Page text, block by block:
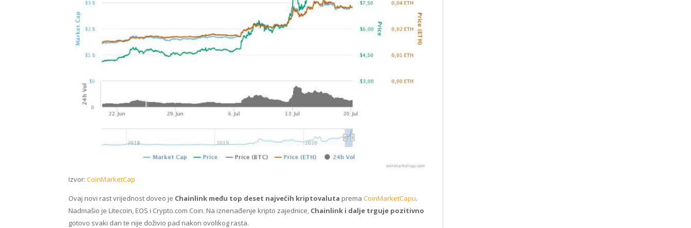
Izvor: CoinMarketCap
Ovaj novi rast vrijednost doveo je Chainlink među top deset najvećih kriptovaluta prema CoinMarketCapu.
Nadmašio je Litecoin, EOS i Crypto.com Coin. Na iznenađenje kripto zajednice, Chainlink i dalje trguje pozitivno
gotovo svaki dan te nije doživio pad nakon ovolikog rasta.